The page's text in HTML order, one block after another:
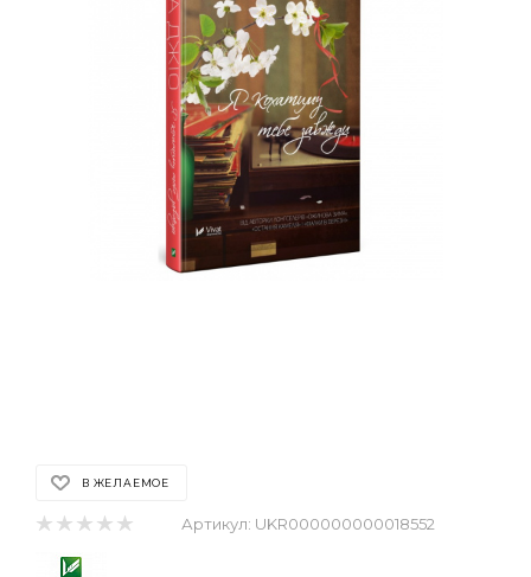
В ЖЕЛАЕМОЕ
Артикул: UKR000000000018552